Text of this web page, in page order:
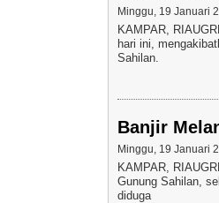
Minggu, 19 Januari
KAMPAR,
hari ini,
Sahilan.
Banjir
Minggu, 19 Januari
KAMPAR,
Gunung Sahilan,
diduga